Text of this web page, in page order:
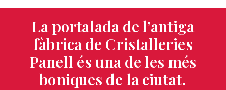
La portalada de l’antiga
fàbrica de Cristalleries
Panell és una de les més
boniques de la ciutat.